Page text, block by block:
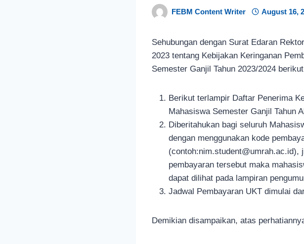
FEBM Content Writer August 16,
Sehubungan dengan Surat Edaran
2023 tentang Kebijakan Keringanan
Semester Ganjil Tahun 2023/2024
Berikut terlampir Daftar Penerima
Mahasiswa Semester Ganjil Tahun
Diberitahukan bagi seluruh
dengan menggunakan kode
(contoh:nim.student@umrah.ac.id),
pembayaran tersebut maka
dapat dilihat pada lampiran
Jadwal Pembayaran UKT dimulai
Demikian disampaikan, atas